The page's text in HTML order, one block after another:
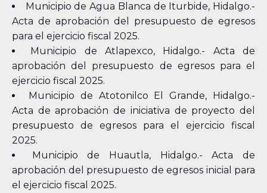
Municipio de Agua Blanca de Iturbide, Hidalgo.-
Acta de aprobación del presupuesto de egresos
para el ejercicio fiscal 2025.
Municipio de Atlapexco, Hidalgo.- Acta de
aprobación del presupuesto de egresos para el
ejercicio fiscal 2025.
Municipio de Atotonilco El Grande, Hidalgo.-
Acta de aprobación de iniciativa de proyecto del
presupuesto de egresos para el ejercicio fiscal
2025.
Municipio de Huautla, Hidalgo.- Acta de
aprobación del presupuesto de egresos inicial para
el ejercicio fiscal 2025.